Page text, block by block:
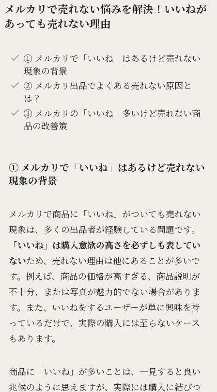
メルカリで売れない悩みを解決！いいねが
あっても売れない理由
① メルカリで「いいね」はあるけど売れない
現象の背景
② メルカリ出品でよくある売れない原因と
は？
③ メルカリの「いいね」多いけど売れない商
品の改善策
① メルカリで「いいね」はあるけど売れない
現象の背景
メルカリで商品に「いいね」がついても売れない
現象は、多くの出品者が経験している問題です。
「いいね」は購入意欲の高さを必ずしも表してい
ないため、売れない理由は他にあることが多いで
す。例えば、商品の価格が高すぎる、商品説明が
不十分、または写真が魅力的でない場合がありま
す。また、いいねをするユーザーが単に興味を持
っているだけで、実際の購入には至らないケース
もあります。
商品に「いいね」が多いことは、一見すると良い
兆候のように思えますが、実際には購入に結びつ